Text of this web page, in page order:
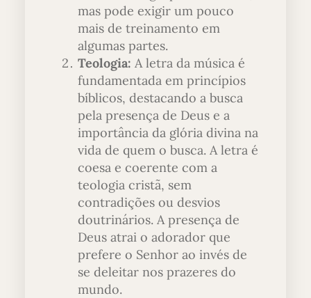
mas pode exigir um pouco
mais de treinamento em
algumas partes.
Teologia: A letra da música é
fundamentada em princípios
bíblicos, destacando a busca
pela presença de Deus e a
importância da glória divina na
vida de quem o busca. A letra é
coesa e coerente com a
teologia cristã, sem
contradições ou desvios
doutrinários. A presença de
Deus atrai o adorador que
prefere o Senhor ao invés de
se deleitar nos prazeres do
mundo.